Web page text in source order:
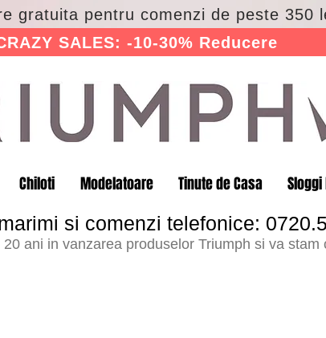
gratuita pentru comenzi de peste 350
SALES: -10-30% Reducere
Chiloti Modelatoare Tinute de Casa Sloggi
si comenzi telefonice:
ani in vanzarea produselor Triumph si va stam